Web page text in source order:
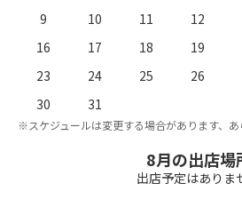
9 10 11 12
16
17 18 19
23
24 25 26
30
31
※スケジュールは変更する場合があります、あ
8月の出店場
出店予定はありま